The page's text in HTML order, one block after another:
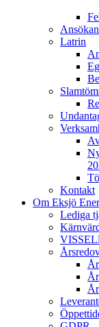
Latrin
Kontakt
Om Eksjö
Lediga